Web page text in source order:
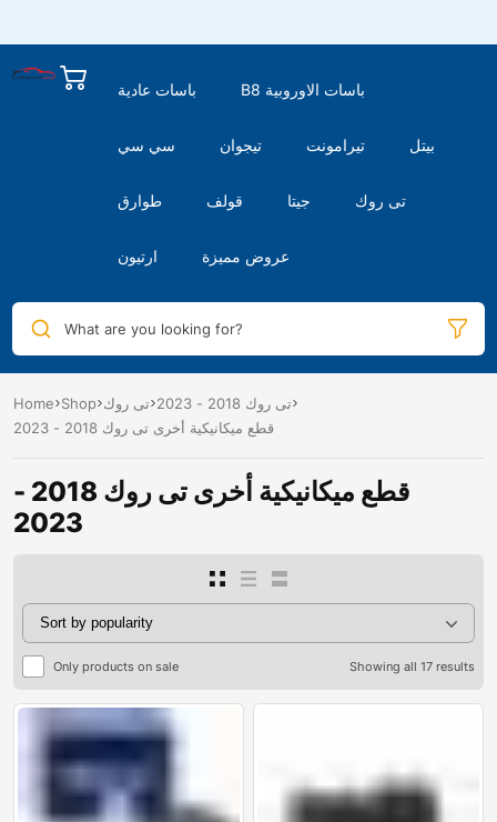
باسات عادية B8 باسات الاوروبية
سي سي تيجوان تيرامونت بيتل
طوارق قولف جيتا تى روك
ارتيون عروض مميزة
What are you looking for?
Home Shop تى روك
تى روك 2018 - 2023
قطع ميكانيكية أخرى تى روك 2018 - 2023
قطع ميكانيكية أخرى تى روك 2018 -
2023
Only products on sale Showing all 17 results